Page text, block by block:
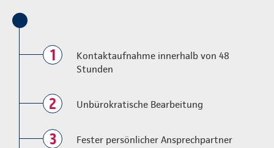
1
Kontaktaufnahme innerhalb von 48
Stunden
2 Unbürokratische Bearbeitung
3 Fester persönlicher Ansprechpartner